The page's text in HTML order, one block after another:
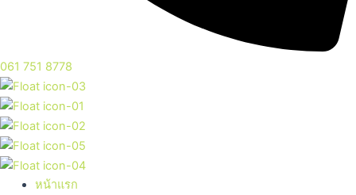
061 751 8778
หน้าแรก